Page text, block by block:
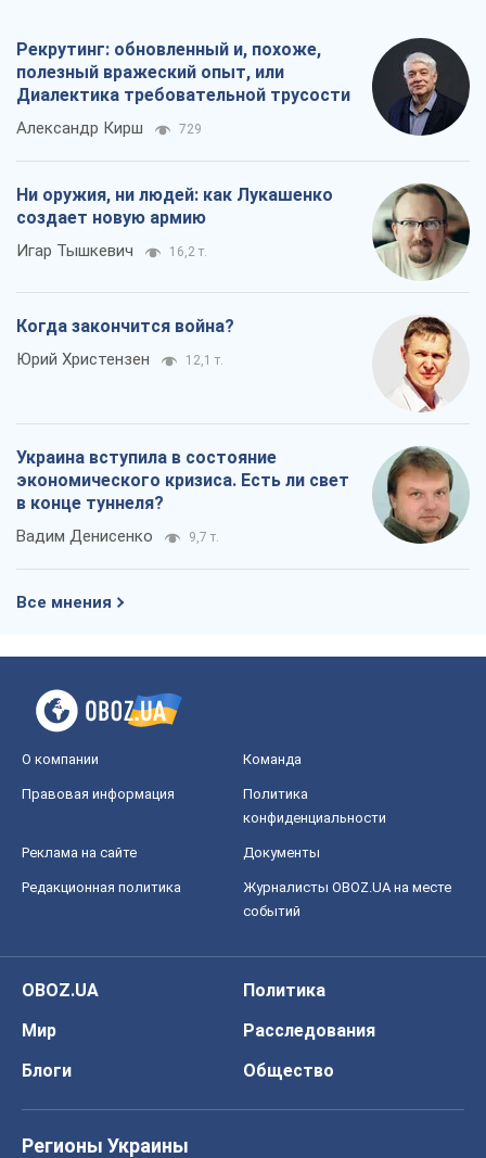
Рекрутинг: обновленный и, похоже,
полезный вражеский опыт, или
Диалектика требовательной трусости
Александр Кирш 729
Ни оружия, ни людей: как Лукашенко
создает новую армию
Игар Тышкевич 16,2 т.
Когда закончится война?
Юрий Христензен 12,1 т.
Украина вступила в состояние
экономического кризиса. Есть ли свет
в конце туннеля?
Вадим Денисенко 9,7 т.
Все мнения
О компании Команда
Правовая информация
Политика
конфиденциальности
Реклама на сайте Документы
Редакционная политика
Журналисты OBOZ.UA на месте
событий
OBOZ.UA
Политика
Мир
Расследования
Блоги
Общество
Регионы Украины